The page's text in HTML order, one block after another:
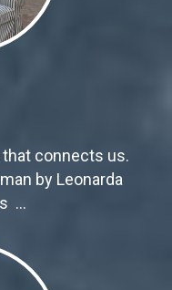
that connects us.
by Leonarda
...